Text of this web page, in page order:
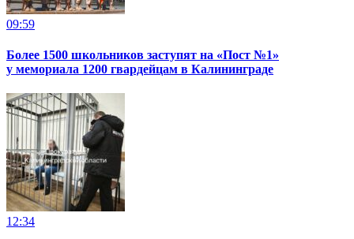
09:59
Более 1500 школьников заступят на «Пост №1»
у мемориала 1200 гвардейцам в Калининграде
12:34